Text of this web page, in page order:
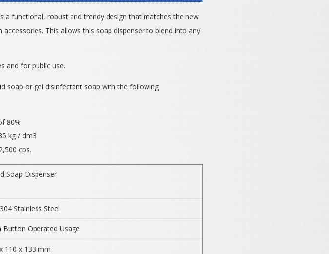
a functional, robust and trendy design that matches the new
This allows this soap dispenser to blend into any
and for public use.
soap or gel disinfectant soap with the following
80%
kg / dm3
cps.
Soap Dispenser
Stainless Steel
Button Operated Usage
110 x 133 mm